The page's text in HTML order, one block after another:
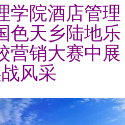
学院酒店管理
色天乡陆地乐
营销大赛中展
风采